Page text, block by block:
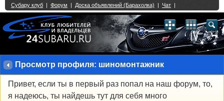
Просмотр профиля: шиномонтажник
Привет, если ты в первый раз попал на наш форум, то,
я надеюсь, ты найдешь тут для себя много
Single Sign On provided byvBSSO
2 3 4 5 6 7 8 9 10 11 12 13 14 15 16 17 18 21 22 23 24 25 26
27 28 29 30 31 32 33 34 35 36 37 38 39 40 41 42 43